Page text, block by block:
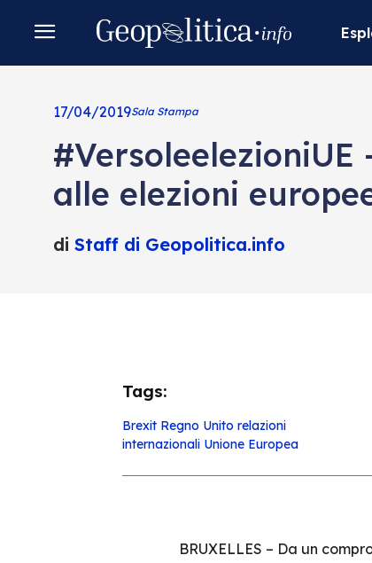
17/04/2019Sala Stampa
#VersoleelezioniUE
alle elezioni
di Staff di Geopolitica.info
Tags:
Brexit Regno Unito relazioni
internazionali Unione Europea
BRUXELLES – Da un